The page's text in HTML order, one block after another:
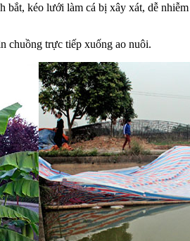
kéo lưới làm cá bị xây xát, dễ nhiễm
trực tiếp xuống ao nuôi.